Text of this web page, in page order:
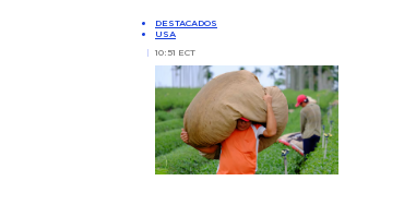
DESTACADOS
USA
10:51 ECT